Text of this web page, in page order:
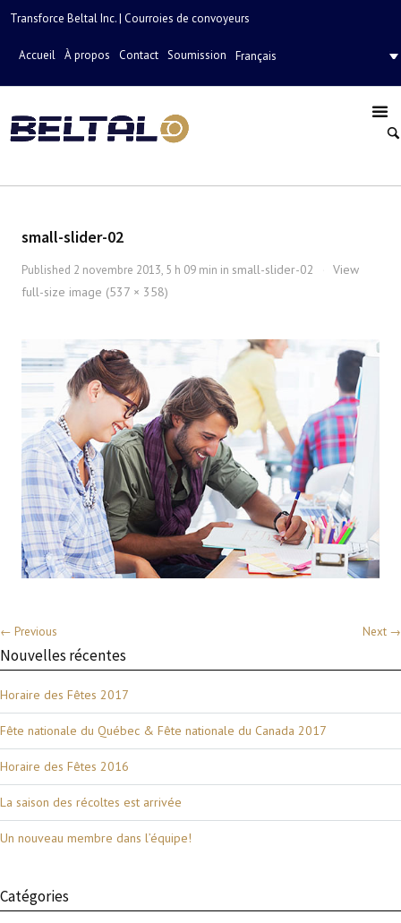
Transforce Beltal Inc. | Courroies de convoyeurs
Accueil À propos Contact Soumission Français
small-slider-02
Published 2 novembre 2013, 5 h 09 min in small-slider-02
View
full-size image (537 × 358)
← Previous Next →
Nouvelles récentes
Horaire des Fêtes 2017
Fête nationale du Québec & Fête nationale du Canada 2017
Horaire des Fêtes 2016
La saison des récoltes est arrivée
Un nouveau membre dans l’équipe!
Catégories